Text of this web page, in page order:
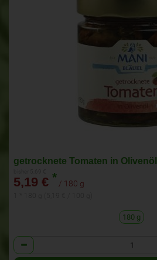
getrocknete Tomaten in Olivenöl
5,19 € * / 180 g
180 g
Anzahl